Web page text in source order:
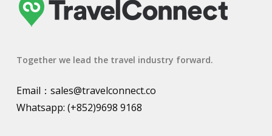
Together we lead the travel industry forward.
Email： sales@travelconnect.co
Whatsapp: (+852)9698 9168